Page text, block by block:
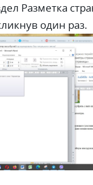
Разметка
один раз.